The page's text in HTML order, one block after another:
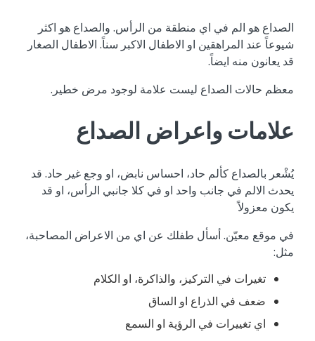
الصداع هو الم في اي منطقة من الرأس. والصداع هو اكثر
شيوعاً عند المراهقين او الاطفال الاكبر سناً. الاطفال الصغار
قد يعانون منه ايضاً.
معظم حالات الصداع ليست علامة لوجود مرض خطير.
علامات واعراض الصداع
يُشْعر بالصداع كألم حاد، احساس نابض، او وجع غير حاد. قد
يحدث الالم في جانب واحد او في كلا جانبي الرأس، او قد
يكون معزولاً
في موقع معيّن. أسأل طفلك عن اي من الاعراض المصاحبة،
مثل:
تغيرات في التركيز، والذاكرة، او الكلام
ضعف في الذراع او الساق
اي تغييرات في الرؤية او السمع